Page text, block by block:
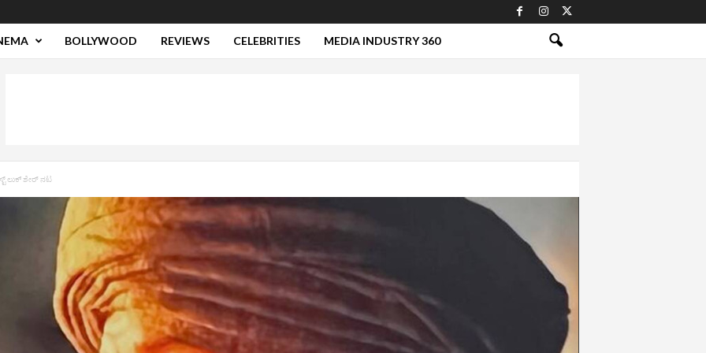
BOLLYWOOD REVIEWS CELEBRITIES MEDIA INDUSTRY 360
ಲುಕ್‌ ಶೇರ್‌ ನಟ